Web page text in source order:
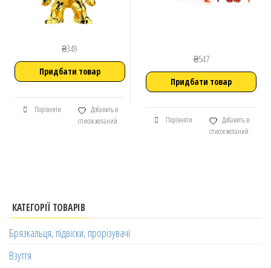
₴349
Придбати товар
Порівняти
Добавить в
список желаний
₴547
Придбати товар
Порівняти
Добавить в
список желаний
КАТЕГОРІЇ ТОВАРІВ
Брязкальця, підвіски, прорізувачі
Взуття